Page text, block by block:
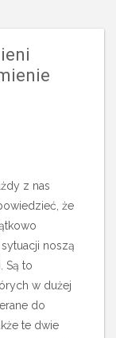
z nas
że
noszą
Są to
w dużej
do
te dwie